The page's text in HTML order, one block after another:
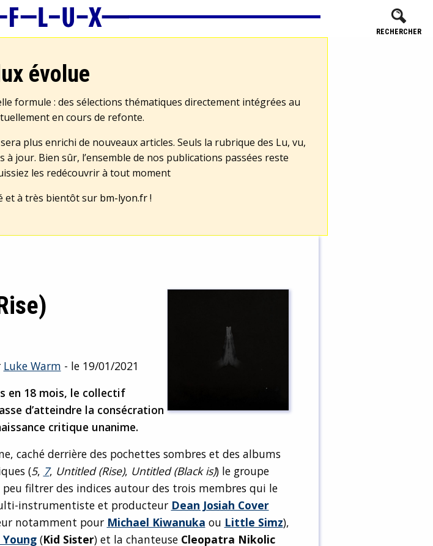
RECHERCHER
évolue
formule : des sélections thématiques directement intégrées au
en cours de refonte.
plus enrichi de nouveaux articles. Seuls la rubrique des Lu, vu,
jour. Bien sûr, l’ensemble de nos publications passées reste
les redécouvrir à tout moment
et à très bientôt sur bm-lyon.fr!
Luke Warm - le 19/01/2021
en 18 mois, le collectif
d’atteindre la consécration
critique unanime.
caché derrière des pochettes sombres et des albums
(5, 7, Untitled (Rise), Untitled (Black is)) le groupe
peu filtrer des indices autour des trois membres qui le
instrumentiste et producteur Dean Josiah Cover
notamment pour Michael Kiwanuka ou Little Simz),
(Kid Sister) et la chanteuse Cleopatra Nikolic